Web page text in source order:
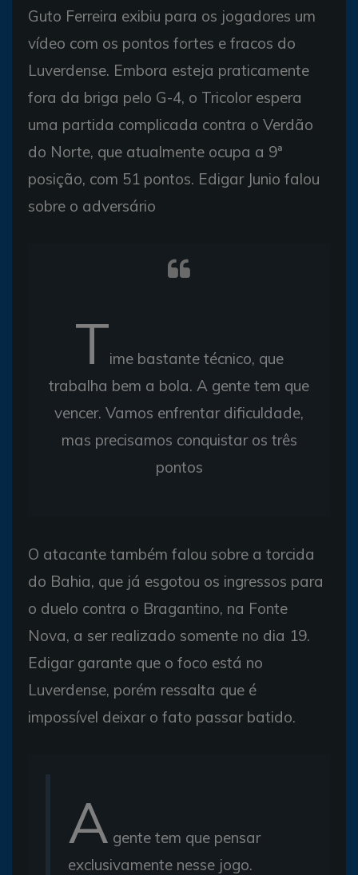
Guto Ferreira exibiu para os jogadores um
vídeo com os pontos fortes e fracos do
Luverdense. Embora esteja praticamente
fora da briga pelo G-4, o Tricolor espera
uma partida complicada contra o Verdão
do Norte, que atualmente ocupa a 9ª
posição, com 51 pontos. Edigar Junio falou
sobre o adversário
Time bastante técnico, que
trabalha bem a bola. A gente tem que
vencer. Vamos enfrentar dificuldade,
mas precisamos conquistar os três
pontos
O atacante também falou sobre a torcida
do Bahia, que já esgotou os ingressos para
o duelo contra o Bragantino, na Fonte
Nova, a ser realizado somente no dia 19.
Edigar garante que o foco está no
Luverdense, porém ressalta que é
impossível deixar o fato passar batido.
A gente tem que pensar
exclusivamente nesse jogo.